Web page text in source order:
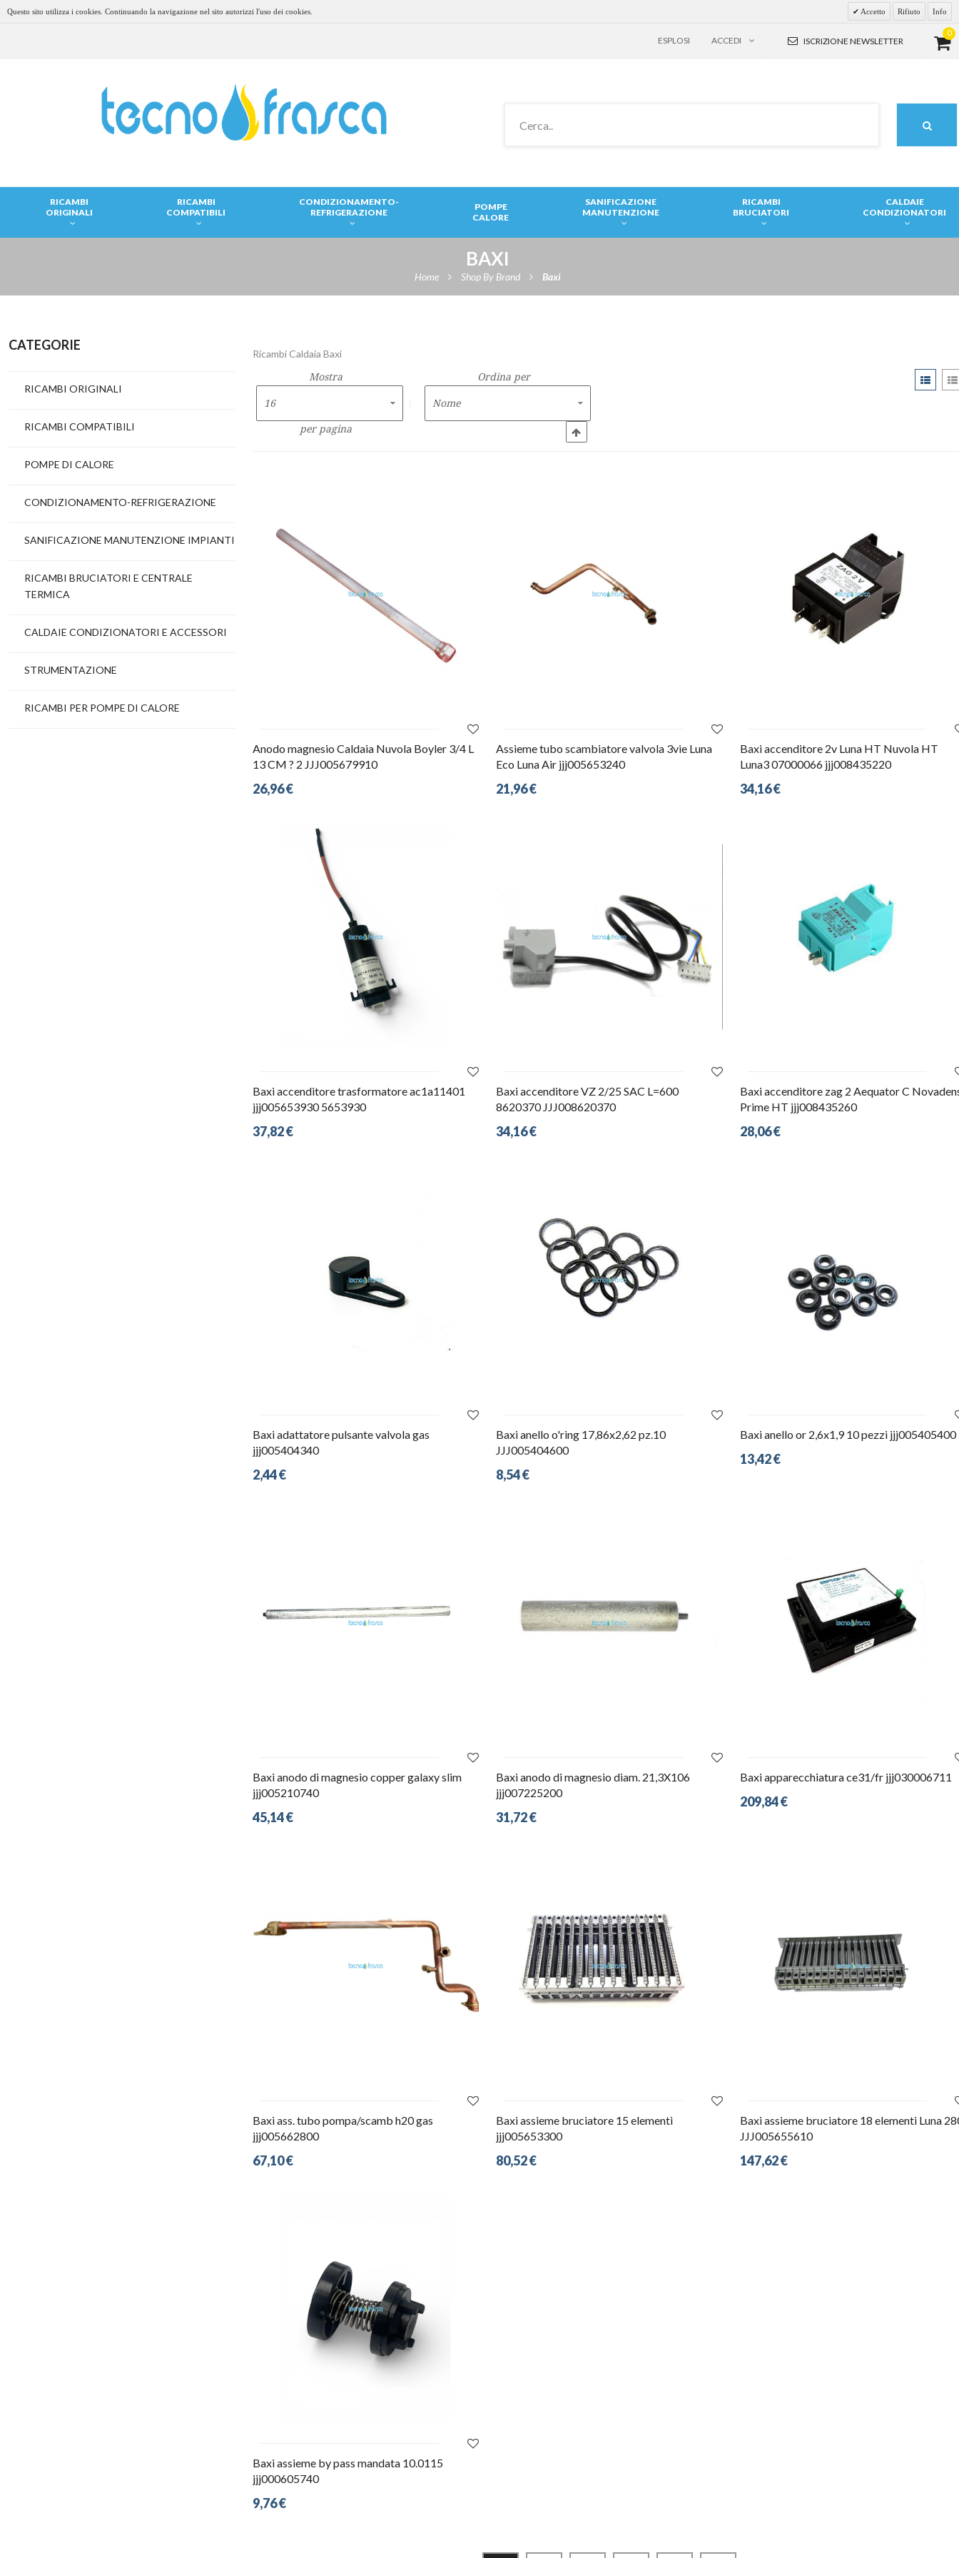
Questo sito utilizza i cookies. Continuando la navigazione nel sito autorizzi l'uso dei cookies. Accetto Rifiuto Info
0
ISCRIZIONE NEWSLETTER
ACCEDI
ESPLOSI
RICAMBI
ORIGINALI
RICAMBI
COMPATIBILI
CONDIZIONAMENTO-
REFRIGERAZIONE
POMPE
CALORE
SANIFICAZIONE
MANUTENZIONE
RICAMBI
BRUCIATORI
CALDAIE
CONDIZIONATORI
BAXI
Home Shop By Brand Baxi
CATEGORIE
RICAMBI ORIGINALI
RICAMBI COMPATIBILI
POMPE DI CALORE
CONDIZIONAMENTO-REFRIGERAZIONE
SANIFICAZIONE MANUTENZIONE IMPIANTI
RICAMBI BRUCIATORI E CENTRALE
TERMICA
CALDAIE CONDIZIONATORI E ACCESSORI
STRUMENTAZIONE
RICAMBI PER POMPE DI CALORE
Ricambi Caldaia Baxi
Mostra
per pagina
Ordina per
Anodo magnesio Caldaia Nuvola Boyler 3/4 L
13 CM ? 2 JJJ005679910
26,96 €
Assieme tubo scambiatore valvola 3vie Luna
Eco Luna Air jjj005653240
21,96 €
Baxi accenditore 2v Luna HT Nuvola HT
Luna3 07000066 jjj008435220
34,16 €
Baxi accenditore trasformatore ac1a11401
jjj005653930 5653930
37,82 €
Baxi accenditore VZ 2/25 SAC L=600
8620370 JJJ008620370
34,16 €
Baxi accenditore zag 2 Aequator C
Prime HT jjj008435260
28,06 €
Baxi adattatore pulsante valvola gas
jjj005404340
2,44 €
Baxi anello o'ring 17,86x2,62 pz.10
JJJ005404600
8,54 €
Baxi anello or 2,6x1,9 10 pezzi jjj005405400
13,42 €
Baxi anodo di magnesio copper galaxy slim
jjj005210740
45,14 €
Baxi anodo di magnesio diam. 21,3X106
jjj007225200
31,72 €
Baxi apparecchiatura ce31/fr jjj030006711
209,84 €
Baxi ass. tubo pompa/scamb h20 gas
jjj005662800
67,10 €
Baxi assieme bruciatore 15 elementi
jjj005653300
80,52 €
Baxi assieme bruciatore 18 elementi Luna
JJJ005655610
147,62 €
Baxi assieme by pass mandata 10.0115
jjj000605740
9,76 €